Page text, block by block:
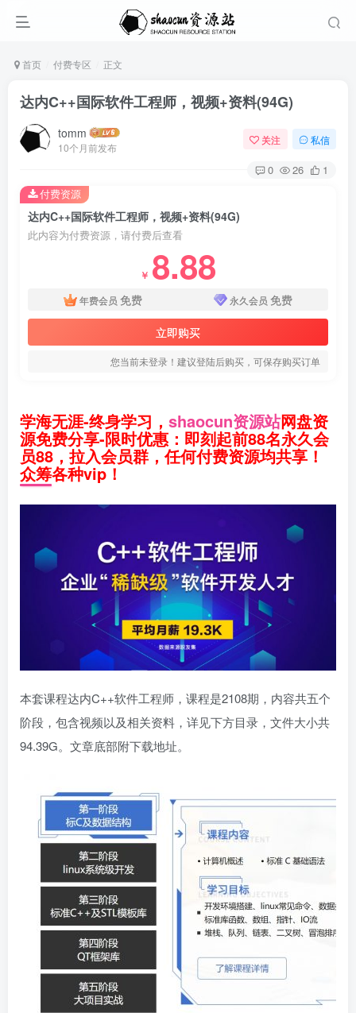
首页 付费专区 正文
达内C++国际软件工程师，视频+资料(94G)
tomm
10个月前发布
关注 私信
0 26 1
达内C++国际软件工程师，视频+资料(94G)
此内容为付费资源，请付费后查看
￥ 8.88
年费会员 免费 永久会员 免费
立即购买
您当前未登录！建议登陆后购买，可保存购买订单
付费资源
学海无涯-终身学习， shaocun资源站网盘资
源免费分享-限时优惠：即刻起前88名永久会
员88，拉入会员群，任何付费资源均共享！
众筹各种vip！
本套课程达内C++软件工程师，课程是2108期，内容共五个
阶段，包含视频以及相关资料，详见下方目录，文件大小共
94.39G。文章底部附下载地址。